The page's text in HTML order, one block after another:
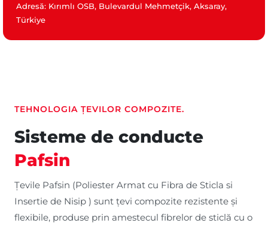
Adresă: Kırımlı OSB, Bulevardul Mehmetçik, Aksaray,
Türkiye
TEHNOLOGIA ȚEVILOR COMPOZITE.
Sisteme de conducte
Pafsin
Țevile Pafsin (Poliester Armat cu Fibra de Sticla si
Insertie de Nisip ) sunt țevi compozite rezistente și
flexibile, produse prin amestecul fibrelor de sticlă cu o